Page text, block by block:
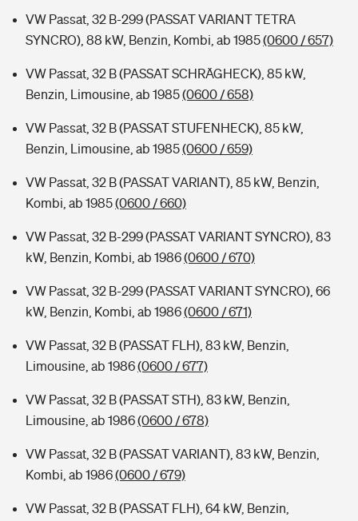
VW Passat, 32 B-299 (PASSAT VARIANT TETRA
SYNCRO), 88 kW, Benzin, Kombi, ab 1985(0600 / 657)
VW Passat, 32 B (PASSAT SCHRÄGHECK), 85 kW,
Benzin, Limousine, ab 1985(0600 / 658)
VW Passat, 32 B (PASSAT STUFENHECK), 85 kW,
Benzin, Limousine, ab 1985(0600 / 659)
VW Passat, 32 B (PASSAT VARIANT), 85 kW, Benzin,
Kombi, ab 1985(0600 / 660)
VW Passat, 32 B-299 (PASSAT VARIANT SYNCRO), 83
kW, Benzin, Kombi, ab 1986(0600 / 670)
VW Passat, 32 B-299 (PASSAT VARIANT SYNCRO), 66
kW, Benzin, Kombi, ab 1986(0600 / 671)
VW Passat, 32 B (PASSAT FLH), 83 kW, Benzin,
Limousine, ab 1986(0600 / 677)
VW Passat, 32 B (PASSAT STH), 83 kW, Benzin,
Limousine, ab 1986(0600 / 678)
VW Passat, 32 B (PASSAT VARIANT), 83 kW, Benzin,
Kombi, ab 1986(0600 / 679)
VW Passat, 32 B (PASSAT FLH), 64 kW, Benzin,